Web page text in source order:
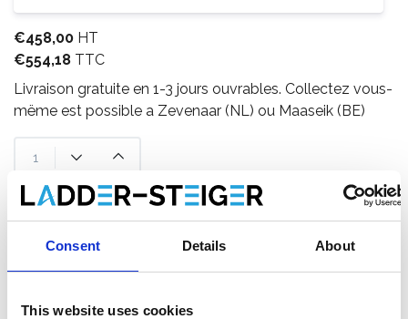
Consent Details About
This website uses cookies
€458,00 HT
€554,18 TTC
Livraison gratuite en 1-3 jours ouvrables. Collectez vous-
mëme est possible a Zevenaar (NL) ou Maaseik (BE)
Enregistrer comme favori